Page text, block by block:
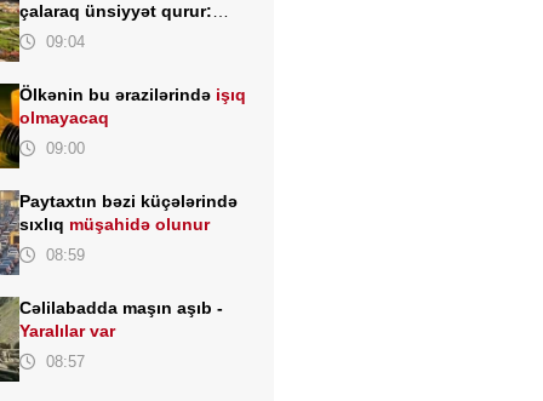
çalaraq ünsiyyət qurur:
əsrlərdir yaşadılan unikal dil
09:04
Ölkənin bu ərazilərində işıq
olmayacaq
09:00
Paytaxtın bəzi küçələrində
sıxlıq müşahidə olunur
08:59
Cəlilabadda maşın aşıb -
Yaralılar var
08:57